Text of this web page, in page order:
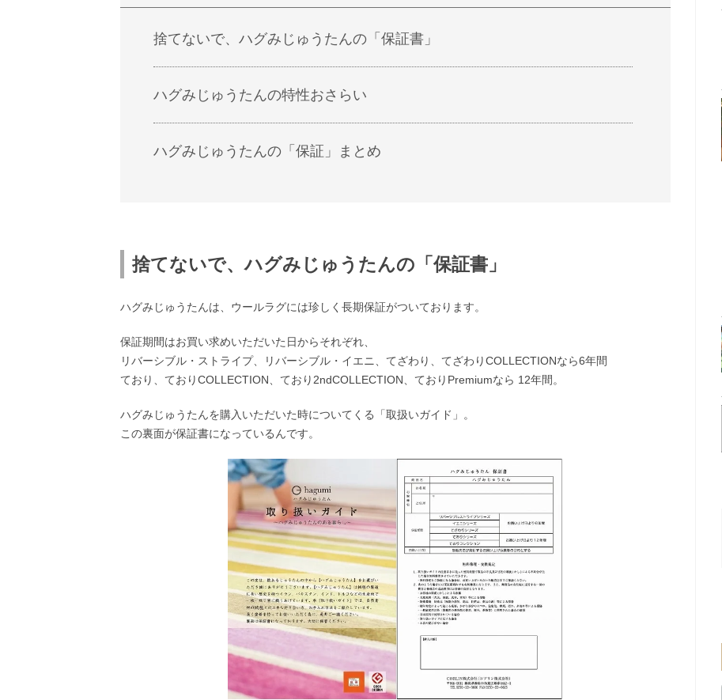
捨てないで、ハグみじゅうたんの「保証書」
ハグみじゅうたんの特性おさらい
ハグみじゅうたんの「保証」まとめ
捨てないで、ハグみじゅうたんの「保証書」
ハグみじゅうたんは、ウールラグには珍しく長期保証がついております。
保証期間はお買い求めいただいた日からそれぞれ、
リバーシブル・ストライプ、リバーシブル・イエニ、てざわり、てざわりCOLLECTIONなら6年間
ており、ておりCOLLECTION、ており2ndCOLLECTION、ておりPremiumなら 12年間。
ハグみじゅうたんを購入いただいた時についてくる「取扱いガイド」。
この裏面が保証書になっているんです。